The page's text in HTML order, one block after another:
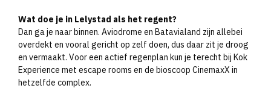
Wat doe je in Lelystad als het regent?
Dan ga je naar binnen. Aviodrome en Batavialand zijn allebei
overdekt en vooral gericht op zelf doen, dus daar zit je droog
en vermaakt. Voor een actief regenplan kun je terecht bij Kok
Experience met escape rooms en de bioscoop CinemaxX in
hetzelfde complex.